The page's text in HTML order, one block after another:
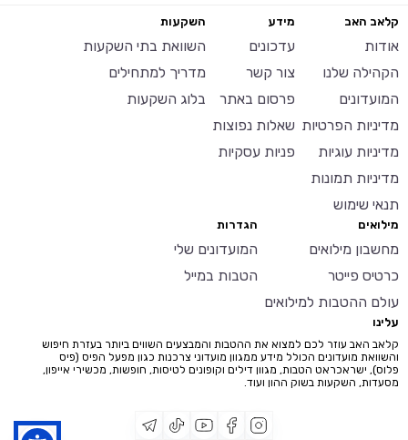
קלאב האב
אודות
הקהילה שלנו
המועדונים
מדיניות הפרטיות
מדיניות עוגיות
מדיניות תמונות
תנאי שימוש
מידע
עדכונים
צור קשר
פרסום באתר
שאלות נפוצות
פניות עסקיות
השקעות
השוואת בתי השקעות
מדריך למתחילים
בלוג השקעות
מילואים
מחשבון מילואים
כרטיס פייטר
עולם ההטבות למילואים
הגדרות
המועדונים שלי
הטבות במייל
עלינו
קלאב האב עוזר לכם למצוא את ההטבות והמבצעים השווים ביותר בעזרת חיפוש
והשוואת מועדונים הכולל מידע ממגוון מועדוני צרכנות כגון מפעל הפיס (פיס
פלוס), ישראכראט הטבות, מגוון דילים וקופונים לטיסות, חופשות, מכשירי אייפון,
מסעדות, השקעות בשוק ההון ועוד.